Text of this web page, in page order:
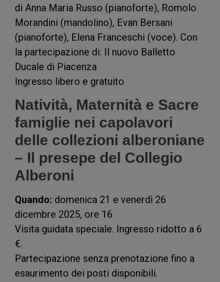
di Anna Maria Russo (pianoforte), Romolo
Morandini (mandolino), Evan Bersani
(pianoforte), Elena Franceschi (voce). Con
la partecipazione di: Il nuovo Balletto
Ducale di Piacenza
Ingresso libero e gratuito
Natività, Maternità e Sacre
famiglie nei capolavori
delle collezioni alberoniane
– Il presepe del Collegio
Alberoni
Quando: domenica 21 e venerdì 26
dicembre 2025, ore 16
Visita guidata speciale. Ingresso ridotto a 6
€.
Partecipazione senza prenotazione fino a
esaurimento dei posti disponibili.